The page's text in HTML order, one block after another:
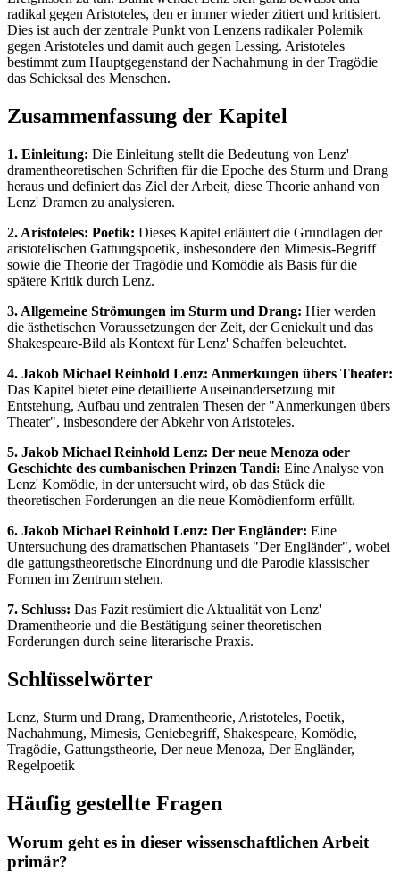
radikal gegen Aristoteles, den er immer wieder zitiert und kritisiert.
Dies ist auch der zentrale Punkt von Lenzens radikaler Polemik
gegen Aristoteles und damit auch gegen Lessing. Aristoteles
bestimmt zum Hauptgegenstand der Nachahmung in der Tragödie
das Schicksal des Menschen.
Zusammenfassung der Kapitel
1. Einleitung: Die Einleitung stellt die Bedeutung von Lenz'
dramentheoretischen Schriften für die Epoche des Sturm und Drang
heraus und definiert das Ziel der Arbeit, diese Theorie anhand von
Lenz' Dramen zu analysieren.
2. Aristoteles: Poetik: Dieses Kapitel erläutert die Grundlagen der
aristotelischen Gattungspoetik, insbesondere den Mimesis-Begriff
sowie die Theorie der Tragödie und Komödie als Basis für die
spätere Kritik durch Lenz.
3. Allgemeine Strömungen im Sturm und Drang: Hier werden
die ästhetischen Voraussetzungen der Zeit, der Geniekult und das
Shakespeare-Bild als Kontext für Lenz' Schaffen beleuchtet.
4. Jakob Michael Reinhold Lenz: Anmerkungen übers Theater:
Das Kapitel bietet eine detaillierte Auseinandersetzung mit
Entstehung, Aufbau und zentralen Thesen der "Anmerkungen übers
Theater", insbesondere der Abkehr von Aristoteles.
5. Jakob Michael Reinhold Lenz: Der neue Menoza oder
Geschichte des cumbanischen Prinzen Tandi: Eine Analyse von
Lenz' Komödie, in der untersucht wird, ob das Stück die
theoretischen Forderungen an die neue Komödienform erfüllt.
6. Jakob Michael Reinhold Lenz: Der Engländer: Eine
Untersuchung des dramatischen Phantaseis "Der Engländer", wobei
die gattungstheoretische Einordnung und die Parodie klassischer
Formen im Zentrum stehen.
7. Schluss: Das Fazit resümiert die Aktualität von Lenz'
Dramentheorie und die Bestätigung seiner theoretischen
Forderungen durch seine literarische Praxis.
Schlüsselwörter
Lenz, Sturm und Drang, Dramentheorie, Aristoteles, Poetik,
Nachahmung, Mimesis, Geniebegriff, Shakespeare, Komödie,
Tragödie, Gattungstheorie, Der neue Menoza, Der Engländer,
Regelpoetik
Häufig gestellte Fragen
Worum geht es in dieser wissenschaftlichen Arbeit
primär?